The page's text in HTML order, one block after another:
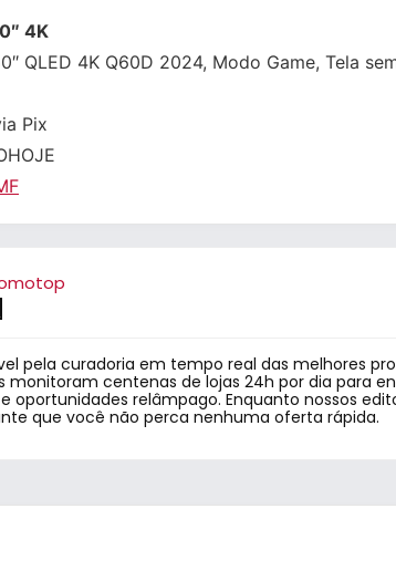
4K
QLED 4K Q60D 2024, Modo Game, Tela
Pix
pela curadoria em tempo real das melhores
monitoram centenas de lojas 24h por dia para
oportunidades relâmpago. Enquanto nossos
que você não perca nenhuma oferta rápida.